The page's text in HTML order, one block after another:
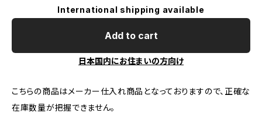
International shipping available
Add to cart
日本国内にお住まいの方向け
こちらの商品はメーカー仕入れ商品となっておりますので、正確な
在庫数量が把握できません。